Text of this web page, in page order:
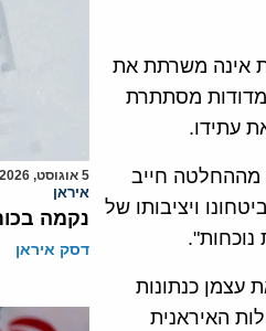
אינה משרתת את
מסתתרת
עתידו.
מההחלטה חייב
ויציבותו של
נוכחות".
עצמן כנתונות
האיראנית
5 אוגוסט, 2026
איראן
נקמה
דסק איראן